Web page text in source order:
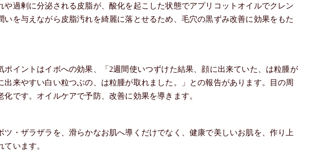
や過剰に分泌される皮脂が、酸化を起こした状態でアプリコットオイルでクレン
いを与えながら皮脂汚れを綺麗に落とせるため、毛穴の黒ずみ改善に効果をもた
イントはイボへの効果、「2週間使いつずけた結果、顔に出来ていた、は粒腫が
出来やすい白い粒つぶの、は粒腫が取れました。」との報告があります。目の周
化です。オイルケアで予防、改善に効果を導きます。
ツ・ザラザラを、滑らかなお肌へ導くだけでなく、健康で美しいお肌を、作り上
います。